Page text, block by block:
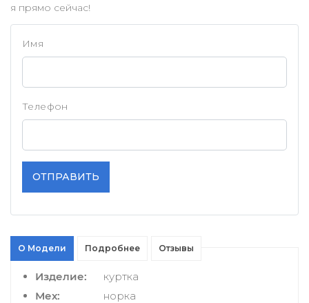
я прямо сейчас!
Имя
Телефон
ОТПРАВИТЬ
О Модели Подробнее Отзывы
Изделие:
куртка
Мех:
норка